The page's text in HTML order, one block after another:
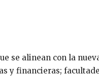
se alinean con la
y financieras;